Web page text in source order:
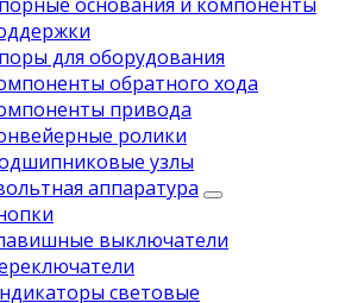
для оборудования
обратного хода
привода
pолики
узлы
аппаратура
выключатели
световые